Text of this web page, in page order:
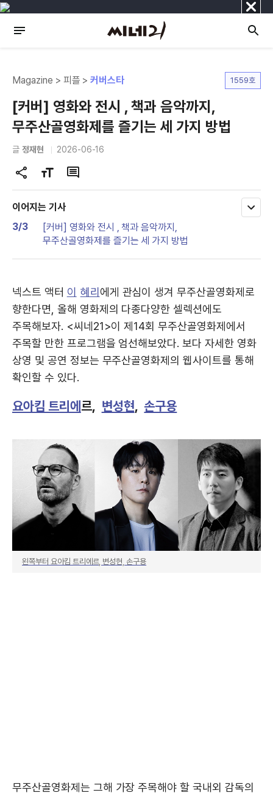
닫
기
Magazine > 피플 >커버스타 1559호
[커버] 영화와 전시 , 책과 음악까지,
무주산골영화제를 즐기는 세 가지 방법
글 정재현 2026-06-16
공
유
하
글
자
크
변
경
댓
글
이어지는 기사
3/3
[커버] 영화와 전시 , 책과 음악까지,
무주산골영화제를 즐기는 세 가지 방법
모
넥스트 액터 이 혜리 에게 관심이 생겨 무주산골영화제로
향한다면, 올해 영화제의 다종다양한 셀렉션에도
주목해보자. <씨네21>이 제14회 무주산골영화제에서
주목할 만한 프로그램을 엄선해보았다. 보다 자세한 영화
상영 및 공연 정보는 무주산골영화제의 웹사이트를 통해
확인할 수 있다.
요아킴 트리에르, 변성현, 손구용
왼쪽부터 요아킴 트리에르, 변성현, 손구용
무주산골영화제는 그해 가장 주목해야 할 국내외 감독의